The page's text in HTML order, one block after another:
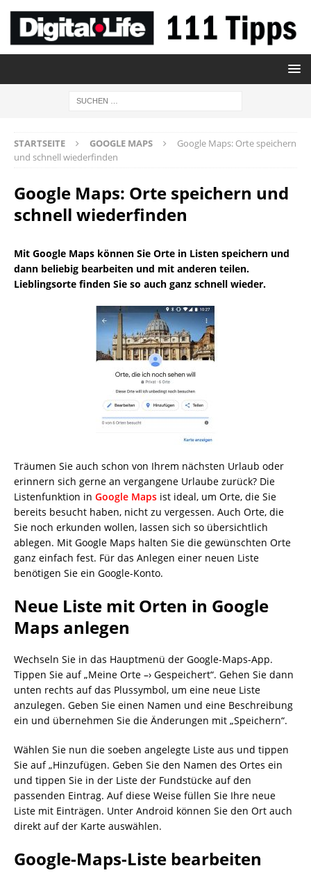
STARTSEITE GOOGLE MAPS
Google Maps: Orte speichern
und schnell wiederfinden
Google Maps: Orte speichern und
schnell wiederfinden
Mit Google Maps können Sie Orte in Listen speichern und
dann beliebig bearbeiten und mit anderen teilen.
Lieblingsorte finden Sie so auch ganz schnell wieder.
Träumen Sie auch schon von Ihrem nächsten Urlaub oder
erinnern sich gerne an vergangene Urlaube zurück? Die
Listenfunktion in Google Maps ist ideal, um Orte, die Sie
bereits besucht haben, nicht zu vergessen. Auch Orte, die
Sie noch erkunden wollen, lassen sich so übersichtlich
ablegen. Mit Google Maps halten Sie die gewünschten Orte
ganz einfach fest. Für das Anlegen einer neuen Liste
benötigen Sie ein Google-Konto.
Neue Liste mit Orten in Google
Maps anlegen
Wechseln Sie in das Hauptmenü der Google-Maps-App.
Tippen Sie auf „Meine Orte –› Gespeichert“. Gehen Sie dann
unten rechts auf das Plussymbol, um eine neue Liste
anzulegen. Geben Sie einen Namen und eine Beschreibung
ein und übernehmen Sie die Änderungen mit „Speichern“.
Wählen Sie nun die soeben angelegte Liste aus und tippen
Sie auf „Hinzufügen. Geben Sie den Namen des Ortes ein
und tippen Sie in der Liste der Fundstücke auf den
passenden Eintrag. Auf diese Weise füllen Sie Ihre neue
Liste mit Einträgen. Unter Android können Sie den Ort auch
direkt auf der Karte auswählen.
Google-Maps-Liste bearbeiten